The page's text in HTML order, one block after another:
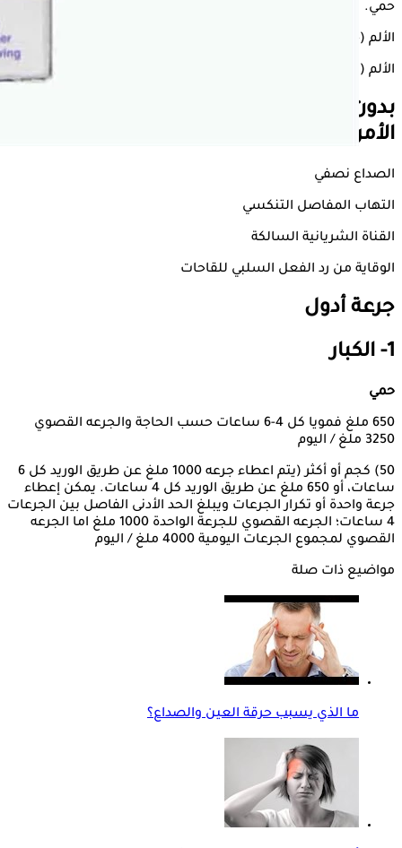
حمي.
الألم (خفيف إلى معتدل).
الألم (متوسط إلى شديد) بالاشتراك مع الأدوية الأفيونية.
بدون تصريح من هيئة الغذاء والدواء
الأمريكية
الصداع نصفي
التهاب المفاصل التنكسي
القناة الشريانية السالكة
الوقاية من رد الفعل السلبي للقاحات
جرعة أدول
1- الكبار
حمي
650 ملغ فمويا كل 4-6 ساعات حسب الحاجة والجرعه القصوي
3250 ملغ / اليوم
50) كجم أو أكثر (يتم اعطاء جرعه 1000 ملغ عن طريق الوريد كل 6
ساعات، أو 650 ملغ عن طريق الوريد كل 4 ساعات. يمكن إعطاء
جرعة واحدة أو تكرار الجرعات ويبلغ الحد الأدنى الفاصل بين الجرعات
4 ساعات؛ الجرعه القصوي للجرعة الواحدة 1000 ملغ اما الجرعه
القصوي لمجموع الجرعات اليومية 4000 ملغ / اليوم
مواضيع ذات صلة
ما الذي يسبب حرقة العين والصداع؟